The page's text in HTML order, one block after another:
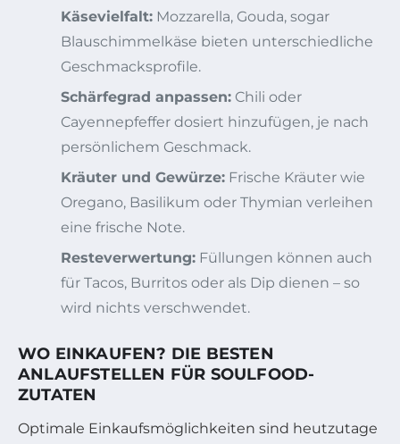
Käsevielfalt: Mozzarella, Gouda, sogar
Blauschimmelkäse bieten unterschiedliche
Geschmacksprofile.
Schärfegrad anpassen: Chili oder
Cayennepfeffer dosiert hinzufügen, je nach
persönlichem Geschmack.
Kräuter und Gewürze: Frische Kräuter wie
Oregano, Basilikum oder Thymian verleihen
eine frische Note.
Resteverwertung: Füllungen können auch
für Tacos, Burritos oder als Dip dienen – so
wird nichts verschwendet.
WO EINKAUFEN? DIE BESTEN
ANLAUFSTELLEN FÜR SOULFOOD-
ZUTATEN
Optimale Einkaufsmöglichkeiten sind heutzutage